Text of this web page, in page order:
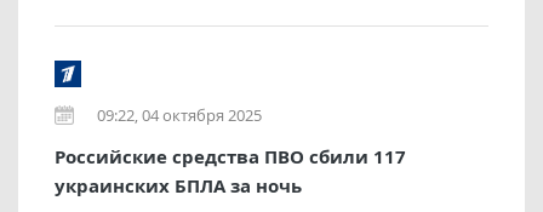
09:22, 04 октября 2025
Российские средства ПВО сбили 117
украинских БПЛА за ночь